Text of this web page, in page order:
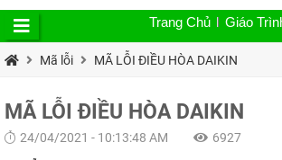
Trang Chủ Giáo
Mã lỗi MÃ LỖI ĐIỀU HÒA DAIKIN
MÃ LỖI ĐIỀU HÒA DAIKIN
24/04/2021 - 10:13:48 AM 6927